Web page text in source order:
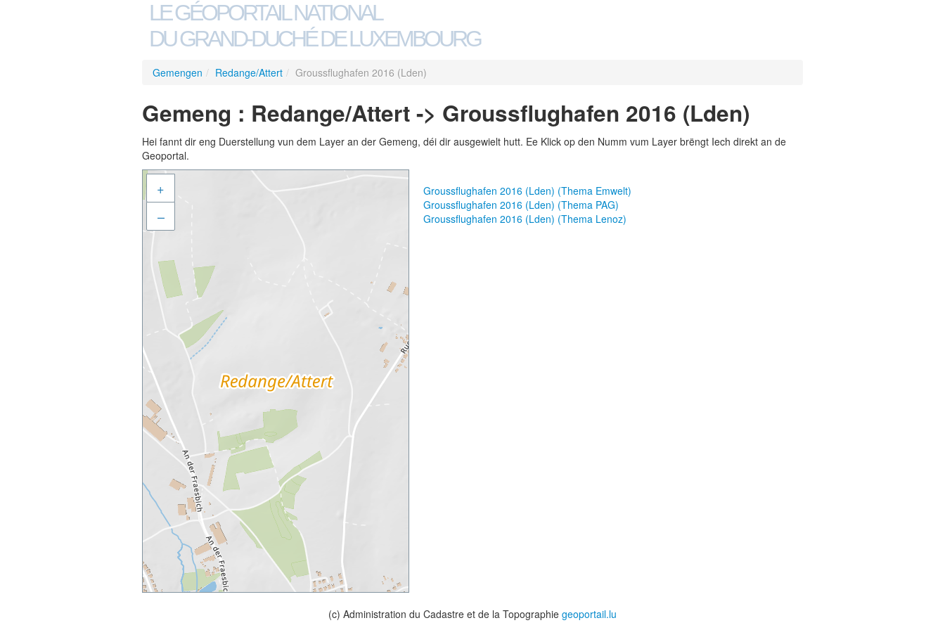
LE GÉOPORTAIL NATIONAL
DU GRAND-DUCHÉ DE LUXEMBOURG
Gemengen / Redange/Attert / Groussflughafen 2016 (Lden)
Gemeng : Redange/Attert -> Groussflughafen 2016 (Lden)
Hei fannt dir eng Duerstellung vun dem Layer an der Gemeng, déi dir ausgewielt hutt. Ee Klick op den Numm vum Layer brëngt Iech direkt an de
Geoportal.
+
–
Groussflughafen 2016 (Lden) (Thema Emwelt)
Groussflughafen 2016 (Lden) (Thema PAG)
Groussflughafen 2016 (Lden) (Thema Lenoz)
(c) Administration du Cadastre et de la Topographie geoportail.lu